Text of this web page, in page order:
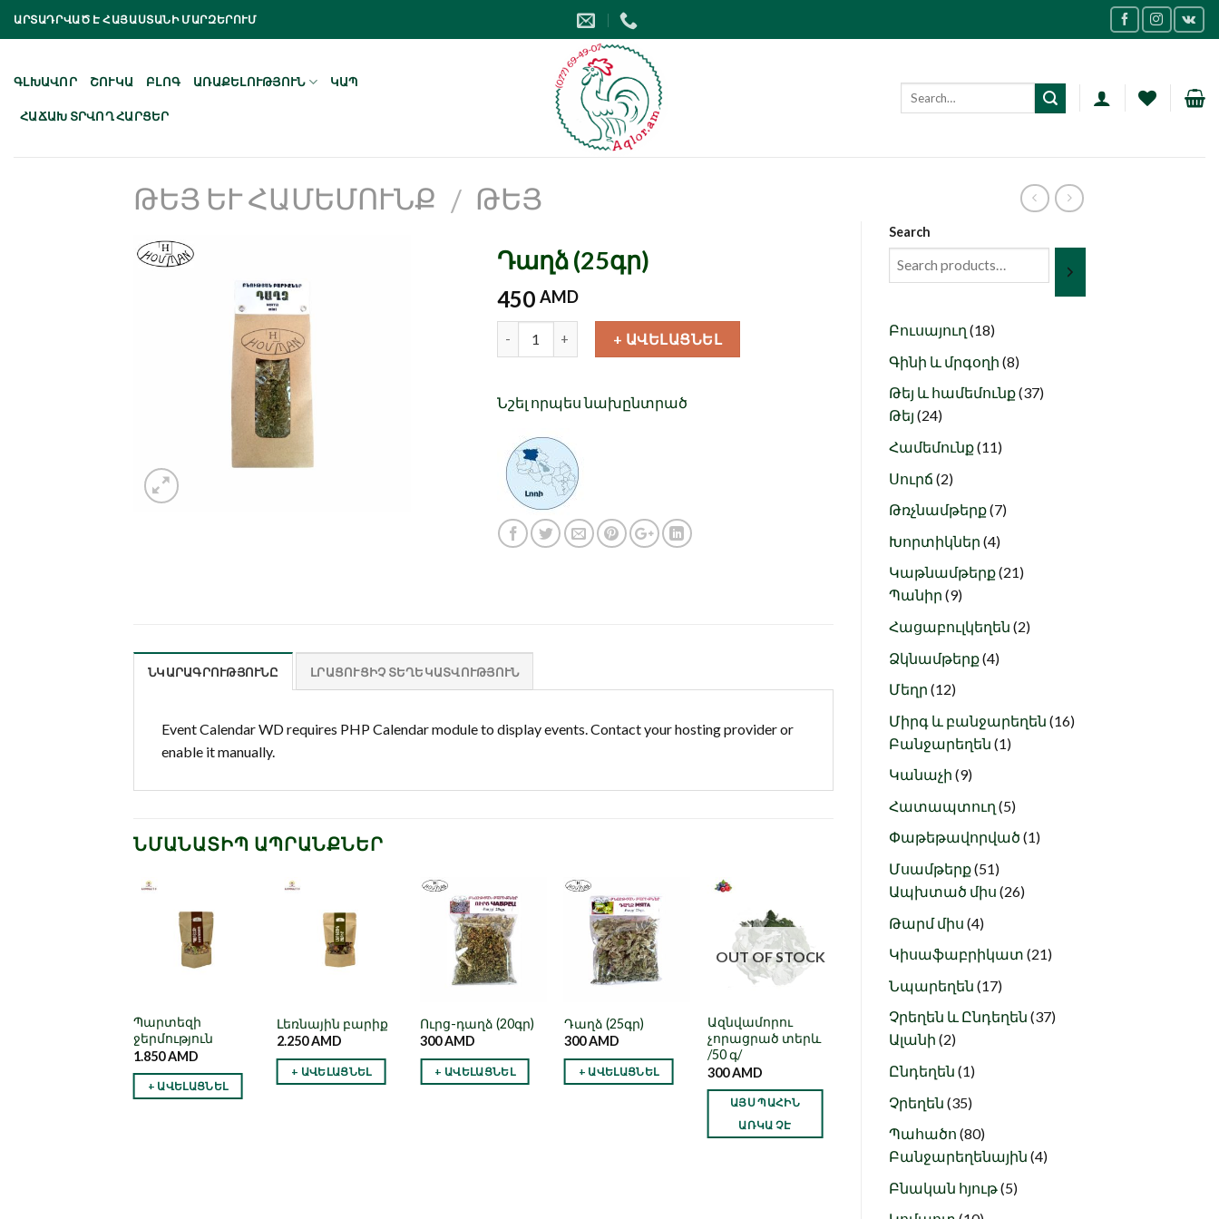
Skip
ԱՐՏԱԴՐՎԱԾ Է ՀԱՅԱՍՏԱՆԻ ՄԱՐԶԵՐՈՒՄ
ԳԼԽԱՎՈՐ ՇՈՒԿԱ ԲԼՈԳ ԱՌԱՔԵԼՈՒԹՅՈՒՆ ԿԱՊ
ՀԱՃԱԽ ՏՐՎՈՂ ՀԱՐՑԵՐ
ԹԵՅ ԵՒ ՀԱՄԵՄՈՒՆՔ / ԹԵՅ
Search
Բուսայուղ 1818
products
Գինի և մրգօղի 88
Թեյ և համեմունք 3737
Թեյ 2424
products
Համեմունք 1111
Սուրճ 22
products
Թռչնամթերք 77
Խորտիկներ 44
Կաթնամթերք 2121
Պանիր 99
products
Հացաբուլկեղեն 22
Ձկնամթերք 44
Մեղր 1212
products
Միրգ և բանջարեղեն 1616
Բանջարեղեն 11
Կանաչի 99
Հատապտուղ 55
products
Փաթեթավորված 11
Մսամթերք 5151
products
Ապխտած միս 2626
Թարմ միս 44
products
Կիսաֆաբրիկատ 2121
Նպարեղեն 1717
products
Չրեղեն և Ընդեղեն 3737
Ալանի 22
Ընդեղեն 11
Չրեղեն 3535
Պահածո 8080
products
Բանջարեղենային 44
Բնական հյութ 55
նախընտրած
Դաղձ (25գր)
450 AMD
+ ԱՎԵԼԱՑՆԵԼ
Նշել որպես նախընտրած
ՆԿԱՐԱԳՐՈՒԹՅՈՒՆԸ ԼՐԱՑՈՒՑԻՉ ՏԵՂԵԿԱՏՎՈՒԹՅՈՒՆ
Event Calendar WD requires PHP Calendar module to display events. Contact your hosting provider or
enable it manually.
ՆՄԱՆԱՏԻՊ ԱՊՐԱՆՔՆԵՐ
Նշել որպես
նախընտրած
Պարտեզի
ջերմություն
1.850AMD
+ ԱՎԵԼԱՑՆԵԼ
Նշել որպես
նախընտրած
Լեռնային բարիք
2.250AMD
+ ԱՎԵԼԱՑՆԵԼ
Նշել որպես
նախընտրած
Ուրց-դաղձ (20գր)
300AMD
+ ԱՎԵԼԱՑՆԵԼ
Նշել որպես
նախընտրած
Դաղձ (25գր)
300AMD
+ ԱՎԵԼԱՑՆԵԼ
Նշել որպես
նախընտրած
OUT OF STOCK
Ազնվամորու
չորացրած տերև
/50 գ/
300AMD
ԱՅՍ ՊԱՀԻՆ
ԱՌԿԱ ՉԷ
Նշել որպես
Բերգամոտ (50գր)
AMD
+ ԱՎԵԼԱՑՆԵԼ